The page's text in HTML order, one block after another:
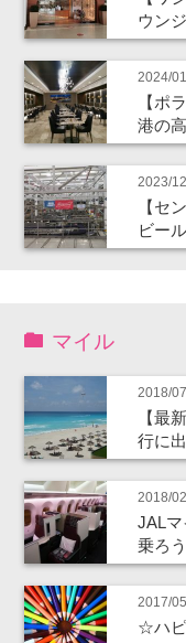
ウン
2024/
【ポ
港の
2023/
【セ
ビー
マイル
2018/
【最
行に
2018/
JAL
乗ろう
2017/
☆ハ